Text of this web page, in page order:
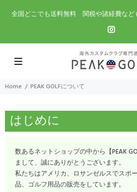
全国どこでも送料無料 関税や諸経費など
Home PEAK GOLFについて
はじめに
数あるネットショップの中から【PEAK
まして、誠にありがとうございます。
私たちはアメリカ、ロサンゼルスでスポ
品、ゴルフ用品の販売をしています。